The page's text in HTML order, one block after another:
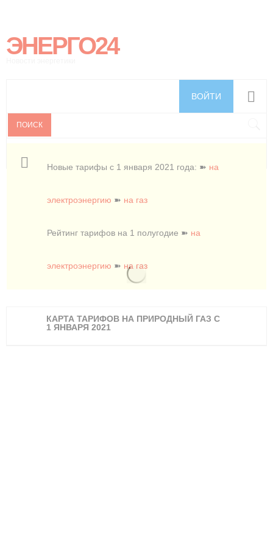
ЭНЕРГО24
ВОЙТИ
Новые тарифы с 1 января 2021 года: ➽ на
электроэнергию ➽ на газ
Рейтинг тарифов на 1 полугодие ➽ на
электроэнергию ➽ на газ
ПОИСК
КАРТА ТАРИФОВ НА ПРИРОДНЫЙ ГАЗ С
1 ЯНВАРЯ 2021